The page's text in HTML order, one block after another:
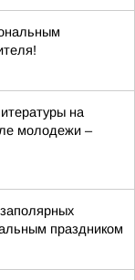
на
молодежи –
праздником